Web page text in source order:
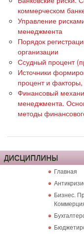
коммерческом
Управление
менеджмента
Порядок
организации
Ссудный процент
Источники
процент и
Финансовый
менеджмента.
методы
ДИСЦИПЛИНЫ
Главная
Бизнес.